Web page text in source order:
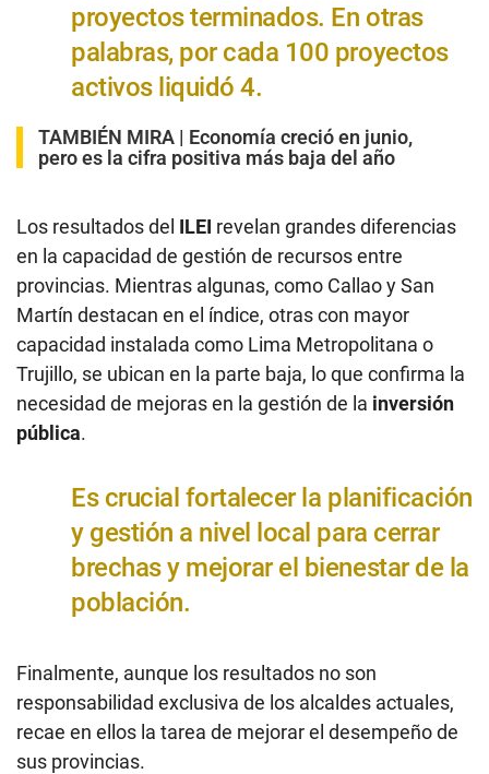
proyectos terminados. En otras
palabras, por cada 100 proyectos
activos liquidó 4.
TAMBIÉN MIRA | Economía creció en junio,
pero es la cifra positiva más baja del año
Los resultados del ILEI revelan grandes diferencias
en la capacidad de gestión de recursos entre
provincias. Mientras algunas, como Callao y San
Martín destacan en el índice, otras con mayor
capacidad instalada como Lima Metropolitana o
Trujillo, se ubican en la parte baja, lo que confirma la
necesidad de mejoras en la gestión de la inversión
pública.
Es crucial fortalecer la planificación
y gestión a nivel local para cerrar
brechas y mejorar el bienestar de la
población.
Finalmente, aunque los resultados no son
responsabilidad exclusiva de los alcaldes actuales,
recae en ellos la tarea de mejorar el desempeño de
sus provincias.